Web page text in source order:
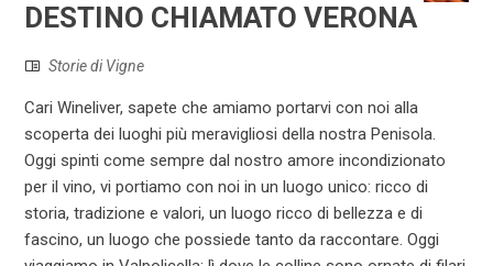
DESTINO CHIAMATO VERONA
Storie di Vigne
Cari Wineliver, sapete che amiamo portarvi con noi alla
scoperta dei luoghi più meravigliosi della nostra Penisola.
Oggi spinti come sempre dal nostro amore incondizionato
per il vino, vi portiamo con noi in un luogo unico: ricco di
storia, tradizione e valori, un luogo ricco di bellezza e di
fascino, un luogo che possiede tanto da raccontare. Oggi